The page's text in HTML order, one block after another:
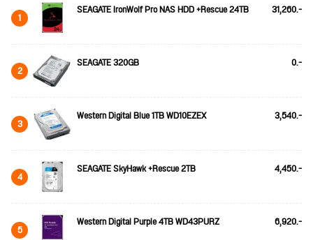
1 SEAGATE IronWolf Pro NAS HDD +Rescue 24TB 31,260.-
2 SEAGATE 320GB 0.-
3 Western Digital Blue 1TB WD10EZEX 3,540.-
4 SEAGATE SkyHawk +Rescue 2TB 4,450.-
5 Western Digital Purple 4TB WD43PURZ 6,920.-